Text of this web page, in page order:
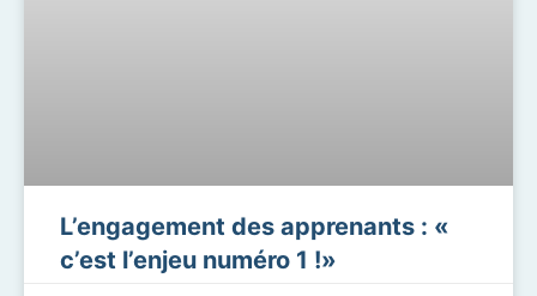
L’engagement des apprenants : «
c’est l’enjeu numéro 1 !»